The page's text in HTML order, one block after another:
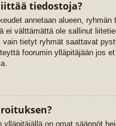
tiedostoja?
annetaan alueen, ryhmän
ei välttämättä ole sallinut
vain tietyt ryhmät saattavat
foorumin ylläpitäjään jos
ylläpitäjällä on omat säännöt